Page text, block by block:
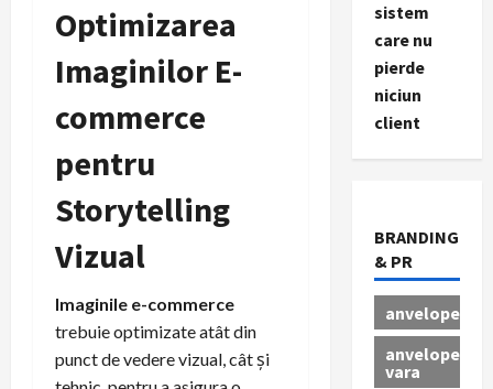
Optimizarea
Imaginilor E-
commerce
pentru
Storytelling
Vizual
Imaginile e-commerce
trebuie optimizate atât din
punct de vedere vizual, cât și
sistem
care nu
pierde
niciun
client
BRANDING
& PR
anvelope
anvelope
vara